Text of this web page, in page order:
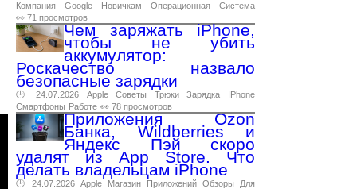
Компания
Google Новичкам Операционная
Система
👀 71 просмотров
Чем заряжать iPhone,
чтобы не убить
аккумулятор:
Роскачество назвало
безопасные зарядки
🕑 24.07.2026 Apple Советы Трюки Зарядка
IPhone
Смартфоны Работе 👀 78 просмотров
Приложения Ozon
Банка, Wildberries и
Яндекс Пэй скоро
удалят из App Store. Что
делать владельцам iPhone
🕑 24.07.2026 Apple Магазин Приложений Обзоры
Для